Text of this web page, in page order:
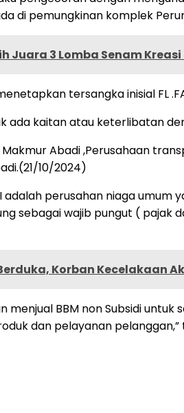
di pemungkinan komplek
Juara 3 Lomba Senam
tersangka inisial FL
ada kaitan atau keterlibatan
Abadi ,Perusahaan
10/2024)
adalah perusahan niaga
sebagai wajib pungut (
Korban Kecelakaan
BBM non Subsidi
dan pelayanan pelanggan,”